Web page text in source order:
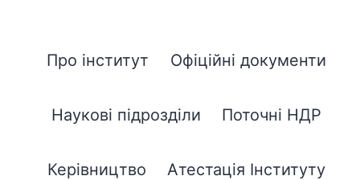
Про інститут Офіційні документи
Наукові підрозділи Поточні НДР
Керівництво Атестація Інституту